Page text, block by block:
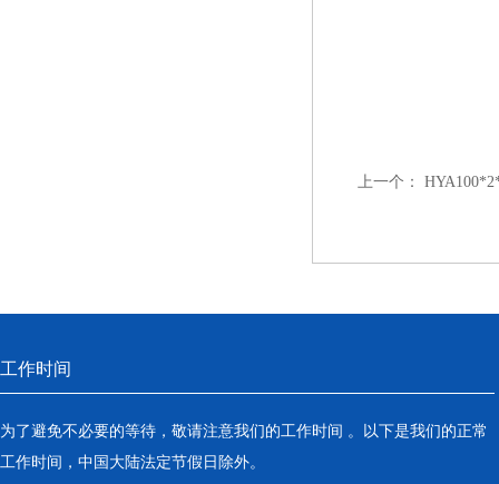
上一个：
工作时间
为了避免不必要的等待，敬请注意我们的工作时间 。以下是我们的正常
工作时间，中国大陆法定节假日除外。